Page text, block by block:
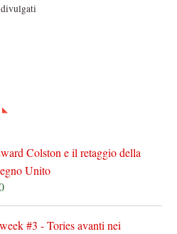
Colston e il retaggio della
Unito
#3 - Tories avanti nei